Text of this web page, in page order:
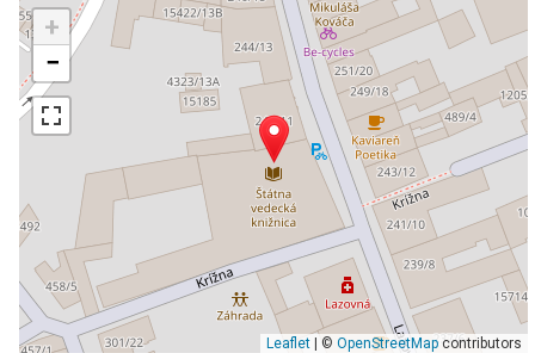
+
−
Leaflet| © OpenStreetMapcontributors